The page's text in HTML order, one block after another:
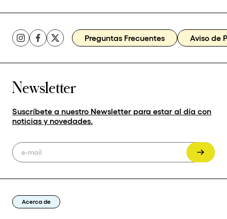
Preguntas Frecuentes Aviso de
Newsletter
Suscríbete a nuestro Newsletter para estar al día con
noticias y novedades.
Acerca de